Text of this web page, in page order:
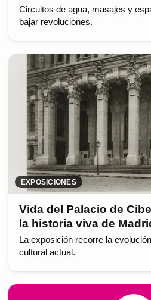
Circuitos de agua, masajes y
bajar revoluciones.
EXPOSICIONES
Vida del Palacio de
la historia viva de
La exposición recorre la
cultural actual.